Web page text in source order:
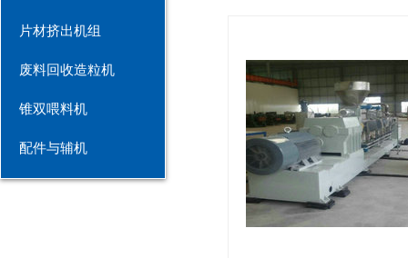
片材挤出机组
废料回收造粒机
锥双喂料机
配件与辅机